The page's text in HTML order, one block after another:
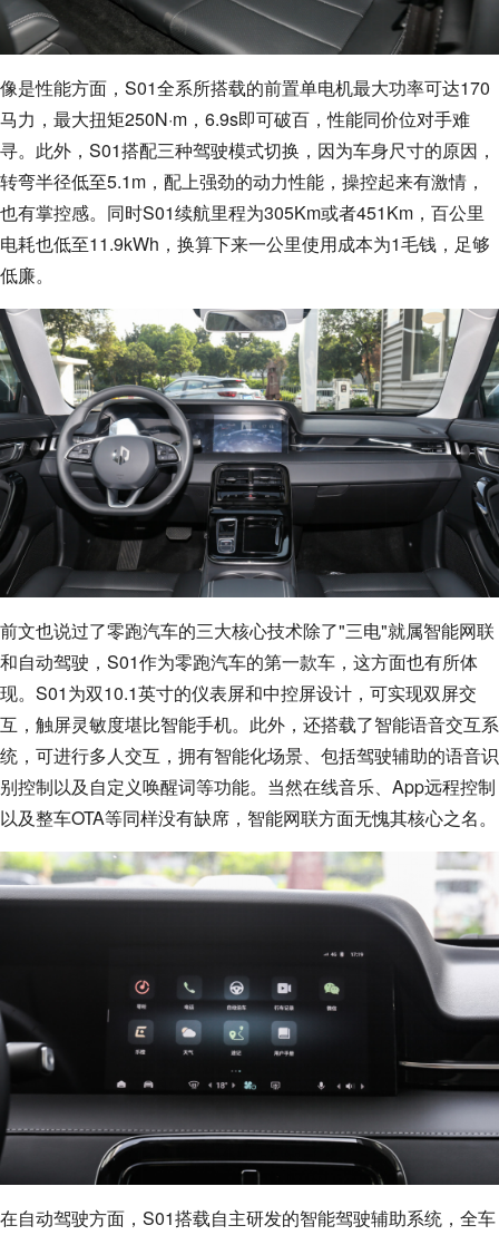
像是性能方面，S01全系所搭载的前置单电机最大功率可达170
马力，最大扭矩250N·m，6.9s即可破百，性能同价位对手难
寻。此外，S01搭配三种驾驶模式切换，因为车身尺寸的原因，
转弯半径低至5.1m，配上强劲的动力性能，操控起来有激情，
也有掌控感。同时S01续航里程为305Km或者451Km，百公里
电耗也低至11.9kWh，换算下来一公里使用成本为1毛钱，足够
低廉。
前文也说过了零跑汽车的三大核心技术除了"三电"就属智能网联
和自动驾驶，S01作为零跑汽车的第一款车，这方面也有所体
现。S01为双10.1英寸的仪表屏和中控屏设计，可实现双屏交
互，触屏灵敏度堪比智能手机。此外，还搭载了智能语音交互系
统，可进行多人交互，拥有智能化场景、包括驾驶辅助的语音识
别控制以及自定义唤醒词等功能。当然在线音乐、App远程控制
以及整车OTA等同样没有缺席，智能网联方面无愧其核心之名。
在自动驾驶方面，S01搭载自主研发的智能驾驶辅助系统，全车